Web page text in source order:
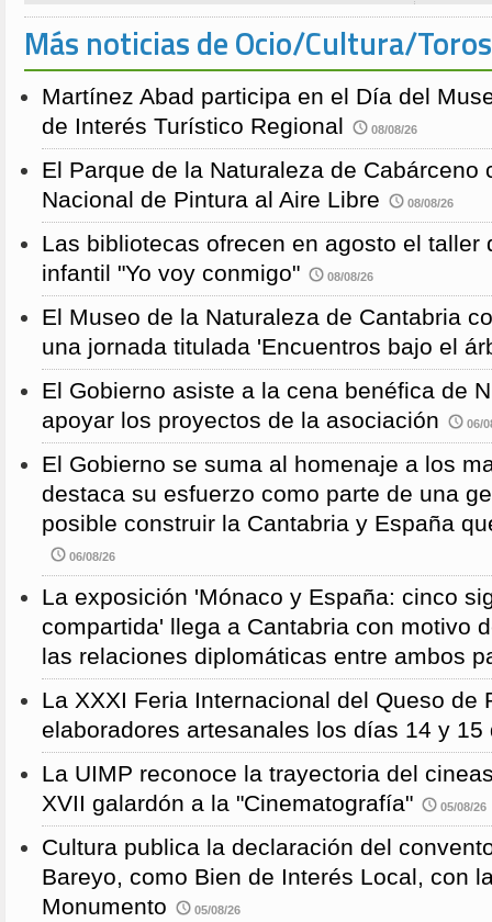
Más noticias de Ocio/Cultura/Toros
Martínez Abad participa en el Día del
de Interés Turístico Regional
08/08/26
El Parque de la Naturaleza de Cabárceno
Nacional de Pintura al Aire Libre
08/08/26
Las bibliotecas ofrecen en agosto el taller
infantil "Yo voy conmigo"
08/08/26
El Museo de la Naturaleza de Cantabria
una jornada titulada 'Encuentros bajo el
El Gobierno asiste a la cena benéfica de
apoyar los proyectos de la asociación
06/
El Gobierno se suma al homenaje a los
destaca su esfuerzo como parte de una
posible construir la Cantabria y España
06/08/26
La exposición 'Mónaco y España: cinco
compartida' llega a Cantabria con motivo
las relaciones diplomáticas entre ambos
La XXXI Feria Internacional del Queso de
elaboradores artesanales los días 14 y 15
La UIMP reconoce la trayectoria del
XVII galardón a la "Cinematografía"
05/08/26
Cultura publica la declaración del
Bareyo, como Bien de Interés Local, con
Monumento
05/08/26